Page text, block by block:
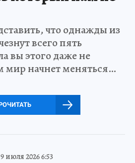
что однажды из
всего пять
вы этого даже не
мир начнет меняться…
9 июля 2026 6:53